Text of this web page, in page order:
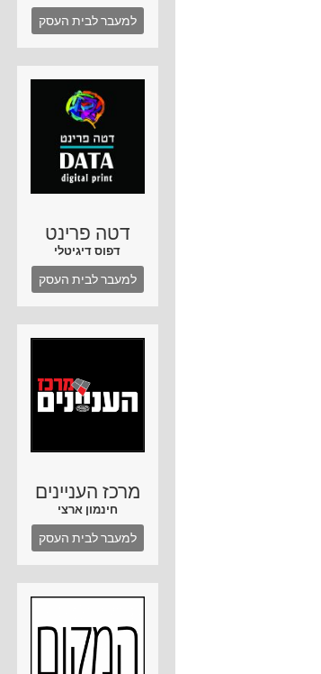
למעבר לבית העסק
דטה פרינט
דפוס דיגיטלי
למעבר לבית העסק
מרכז העניינים
חינמון ארצי
למעבר לבית העסק